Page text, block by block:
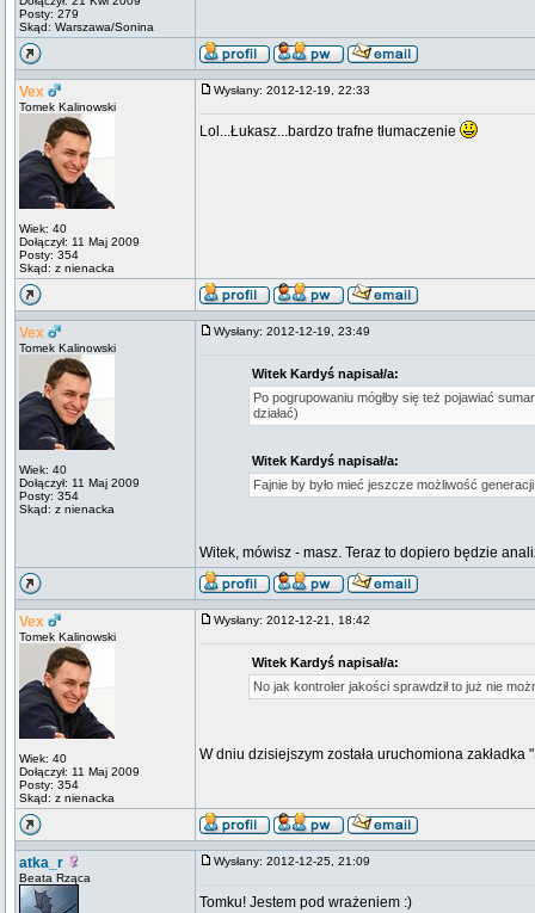
Posty: 279
Skąd: Warszawa/Sonina
Vex
Tomek Kalinowski
Wiek: 40
Dołączył: 11 Maj 2009
Posty: 354
Skąd: z nienacka
Wysłany: 2012-12-19, 22:33
Lol...Łukasz...bardzo trafne tłumaczenie
Vex
Tomek Kalinowski
Wiek: 40
Dołączył: 11 Maj 2009
Posty: 354
Skąd: z nienacka
Wysłany: 2012-12-19, 23:49
Witek Kardyś napisał/a:
Po pogrupowaniu mógłby się też pojawiać
działać)
Witek Kardyś napisał/a:
Fajnie by było mieć jeszcze możliwość
Witek, mówisz - masz. Teraz to dopiero będzie
Vex
Tomek Kalinowski
Wiek: 40
Dołączył: 11 Maj 2009
Posty: 354
Skąd: z nienacka
Wysłany: 2012-12-21, 18:42
Witek Kardyś napisał/a:
No jak kontroler jakości sprawdził to już nie
W dniu dzisiejszym została uruchomiona
atka_r
Beata Rząca
Wysłany: 2012-12-25, 21:09
Tomku! Jestem pod wrażeniem :)